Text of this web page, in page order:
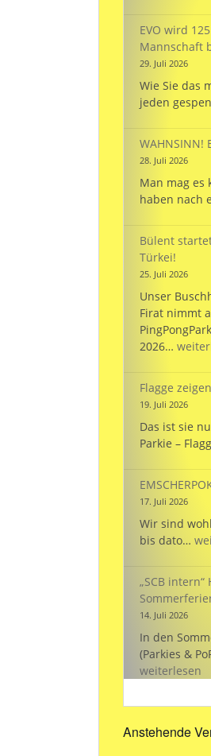
EVO wird
Mannschaft
29. Juli 2026
Wie Sie das
jeden
WAHNSINN!
28. Juli 2026
Man mag es
haben nach
Bülent
Türkei!
25. Juli 2026
Unser
Firat nimmt
2026… Bülent
der
WM
für
die
Flagge
19. Juli 2026
Das ist sie
Parkie –
17. Juli 2026
Wir sind
bis dato…
„SCB
14. Juli 2026
In den
(Parkies &
weiterlesen
Anstehende